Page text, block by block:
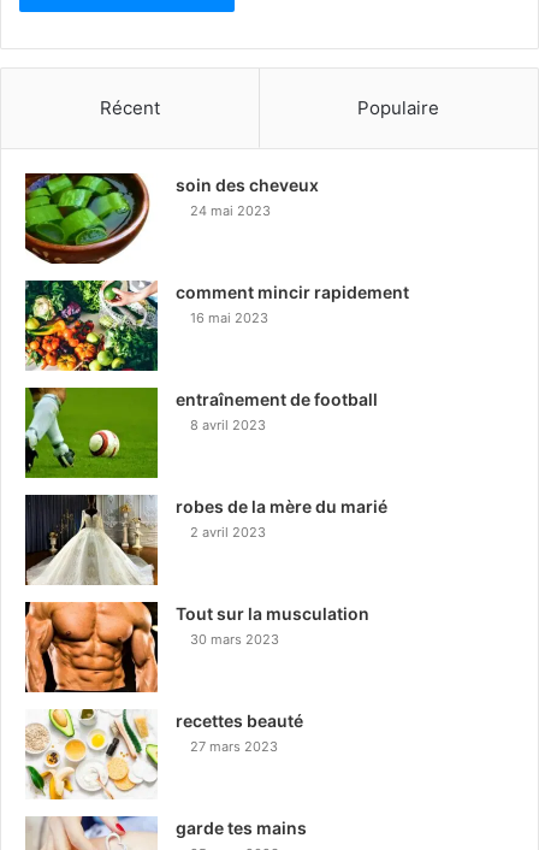
Récent Populaire
soin des cheveux
24 mai 2023
comment mincir rapidement
16 mai 2023
entraînement de football
8 avril 2023
robes de la mère du marié
2 avril 2023
Tout sur la musculation
30 mars 2023
recettes beauté
27 mars 2023
garde tes mains